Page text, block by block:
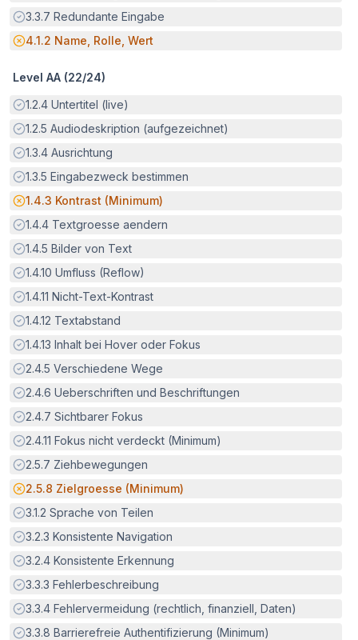
Erfüllt:
3.3.7 Redundante Eingabe
Potenzielle Barriere:
4.1.2 Name, Rolle, Wert
Level AA (22/24)
Erfüllt:
1.2.4 Untertitel (live)
Erfüllt:
1.2.5 Audiodeskription (aufgezeichnet)
Erfüllt:
1.3.4 Ausrichtung
Erfüllt:
1.3.5 Eingabezweck bestimmen
Potenzielle Barriere:
1.4.3 Kontrast (Minimum)
Erfüllt:
1.4.4 Textgroesse aendern
Erfüllt:
1.4.5 Bilder von Text
Erfüllt:
1.4.10 Umfluss (Reflow)
Erfüllt:
1.4.11 Nicht-Text-Kontrast
Erfüllt:
1.4.12 Textabstand
Erfüllt:
1.4.13 Inhalt bei Hover oder Fokus
Erfüllt:
2.4.5 Verschiedene Wege
Erfüllt:
2.4.6 Ueberschriften und Beschriftungen
Erfüllt:
2.4.7 Sichtbarer Fokus
Erfüllt:
2.4.11 Fokus nicht verdeckt (Minimum)
Erfüllt:
2.5.7 Ziehbewegungen
Potenzielle Barriere:
2.5.8 Zielgroesse (Minimum)
Erfüllt:
3.1.2 Sprache von Teilen
Erfüllt:
3.2.3 Konsistente Navigation
Erfüllt:
3.2.4 Konsistente Erkennung
Erfüllt:
3.3.3 Fehlerbeschreibung
Erfüllt:
3.3.4 Fehlervermeidung (rechtlich, finanziell, Daten)
Erfüllt:
3.3.8 Barrierefreie Authentifizierung (Minimum)